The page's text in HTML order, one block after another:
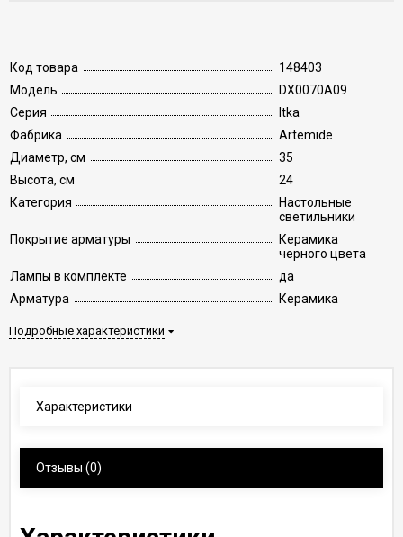
Код товара
148403
Модель
DX0070A09
Серия
Itka
Фабрика
Artemide
Диаметр, см
35
Высота, см
24
Категория
Настольные
светильники
Покрытие арматуры
Керамика
черного цвета
Лампы в комплекте
да
Арматура
Керамика
Подробные характеристики
Характеристики
Отзывы (0)